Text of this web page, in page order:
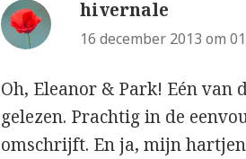
hivernale
16 december 2013 om
Oh, Eleanor & Park! Eén van
gelezen. Prachtig in de
omschrijft. En ja, mijn